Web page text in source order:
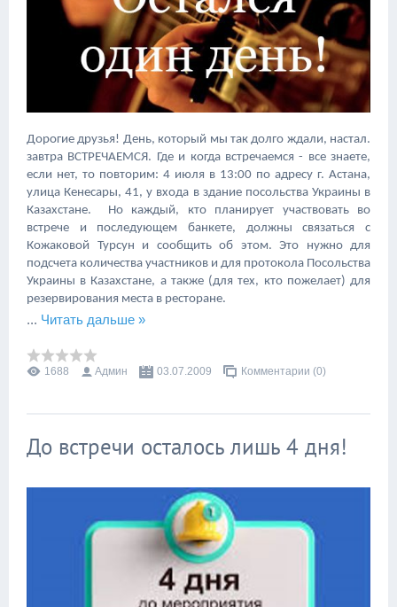
Дорогие друзья! День, который мы так долго ждали, настал.
завтра ВСТРЕЧАЕМСЯ. Где и когда встречаемся - все знаете,
если нет, то повторим: 4 июля в 13:00 по адресу г. Астана,
улица Кенесары, 41, у входа в здание посольства Украины в
Казахстане. Но каждый, кто планирует участвовать во
встрече и последующем банкете, должны связаться с
Кожаковой Турсун и сообщить об этом. Это нужно для
подсчета количества участников и для протокола Посольства
Украины в Казахстане, а также (для тех, кто пожелает) для
резервирования места в ресторане.
... Читать дальше »
1688 Админ 03.07.2009 Комментарии (0)
До встречи осталось лишь 4 дня!